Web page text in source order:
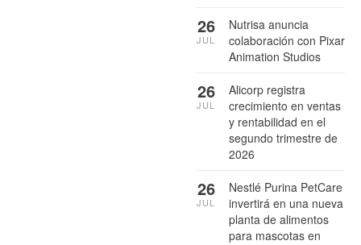
Nutrisa anuncia
colaboración con Pixar
Animation Studios
26
JUL
Alicorp registra
crecimiento en ventas
y rentabilidad en el
segundo trimestre de
2026
26
JUL
Nestlé Purina PetCare
invertirá en una nueva
planta de alimentos
para mascotas en
26
JUL